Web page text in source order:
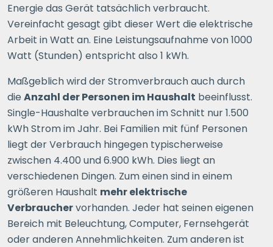
Energie das Gerät tatsächlich verbraucht.
Vereinfacht gesagt gibt dieser Wert die elektrische
Arbeit in Watt an. Eine Leistungsaufnahme von 1000
Watt (Stunden) entspricht also 1 kWh.
Maßgeblich wird der Stromverbrauch auch durch
die Anzahl der Personen im Haushalt beeinflusst.
Single-Haushalte verbrauchen im Schnitt nur 1.500
kWh Strom im Jahr. Bei Familien mit fünf Personen
liegt der Verbrauch hingegen typischerweise
zwischen 4.400 und 6.900 kWh. Dies liegt an
verschiedenen Dingen. Zum einen sind in einem
größeren Haushalt mehr elektrische
Verbrauchervorhanden. Jeder hat seinen eigenen
Bereich mit Beleuchtung, Computer, Fernsehgerät
oder anderen Annehmlichkeiten. Zum anderen ist